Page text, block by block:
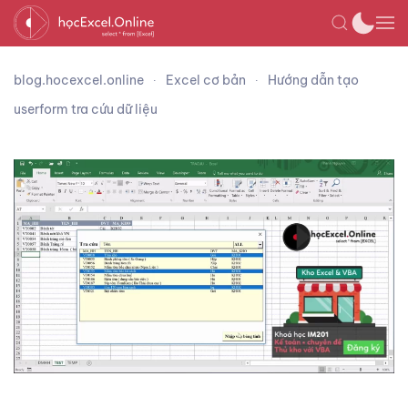
blog.hocexcel.online Excel cơ bản
Hướng dẫn tạo
userform tra cứu dữ liệu